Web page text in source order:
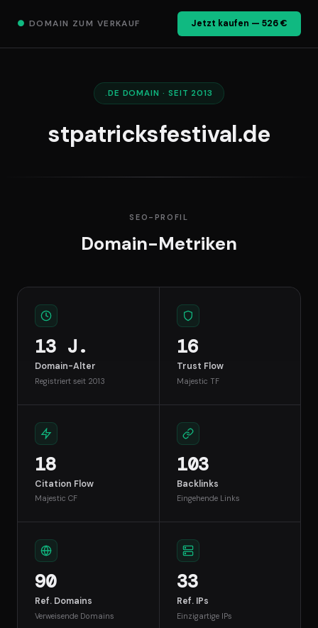
● DOMAIN ZUM VERKAUF Jetzt kaufen — 526 €
.DE DOMAIN · SEIT 2013
stpatricksfestival.de
SEO-PROFIL
Domain-Metriken
13 J.
Domain-Alter
Registriert seit 2013
16
Trust Flow
Majestic TF
18
Citation Flow
Majestic CF
103
Backlinks
Eingehende Links
90
Ref. Domains
Verweisende Domains
33
Ref. IPs
Einzigartige IPs